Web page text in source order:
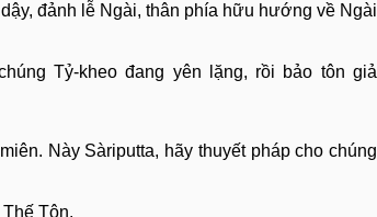
đảnh lễ Ngài, thân phía hữu hướng về Ngài
Tỷ-kheo đang yên lặng, rồi bảo tôn giả
Này Sàriputta, hãy thuyết pháp cho chúng
Tôn.